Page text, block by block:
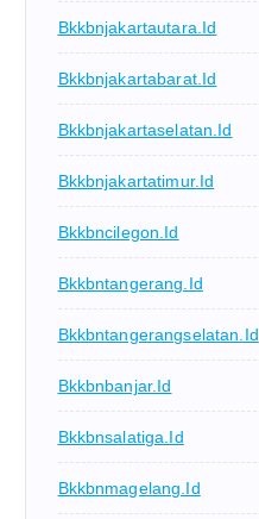
Bkkbnjakartautara.id
Bkkbnjakartabarat.id
Bkkbnjakartaselatan.id
Bkkbnjakartatimur.id
Bkkbncilegon.id
Bkkbntangerang.id
Bkkbntangerangselatan.id
Bkkbnbanjar.id
Bkkbnsalatiga.id
Bkkbnmagelang.id